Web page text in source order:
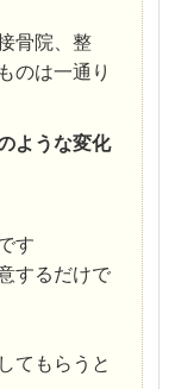
骨院、整
のは一通り
ような変化
す
するだけで
てもらうと